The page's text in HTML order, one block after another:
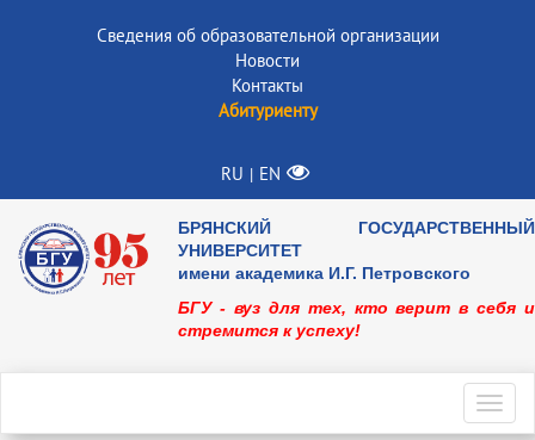
Сведения об образовательной организации
Новости
Контакты
Абитуриенту
RU | EN
БРЯНСКИЙ ГОСУДАРСТВЕННЫЙ
УНИВЕРСИТЕТ
имени академика И.Г. Петровского
БГУ - вуз для тех, кто верит в себя и
стремится к успеху!